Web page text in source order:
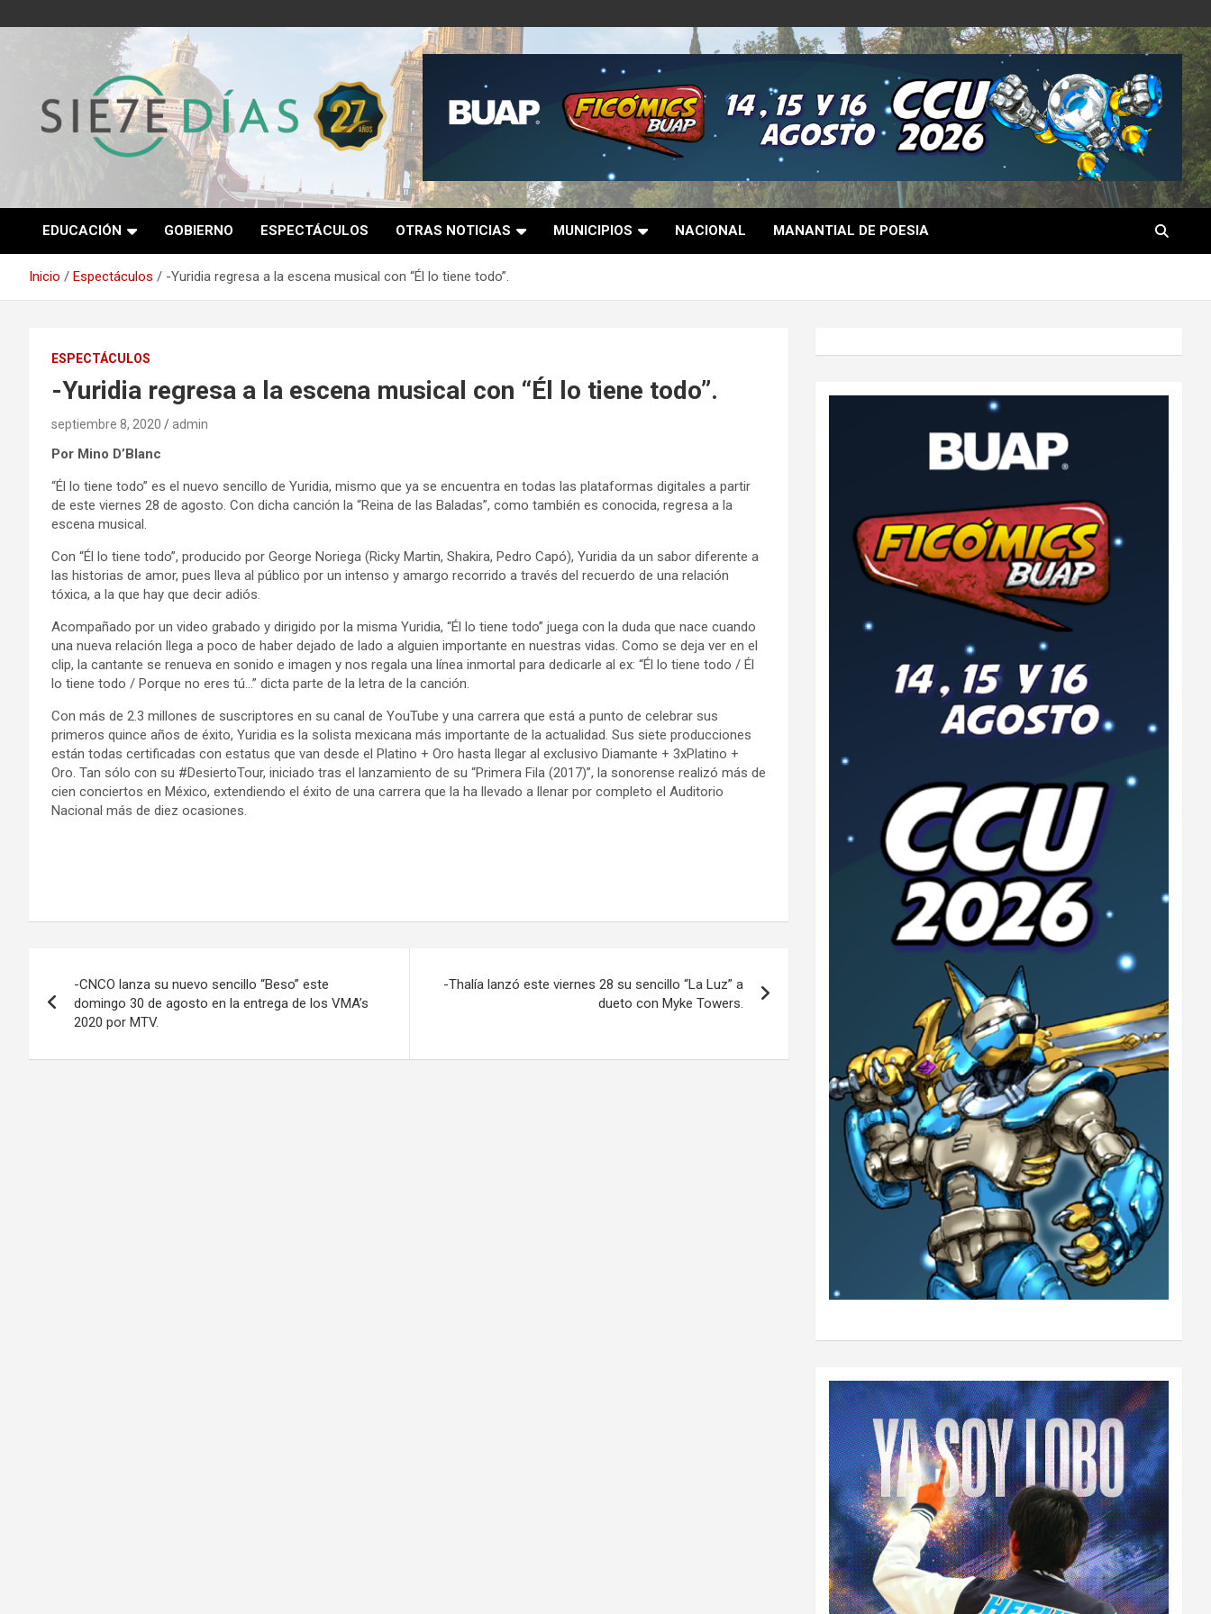
al
Semanario 7 Días
EDUCACIÓN GOBIERNO ESPECTÁCULOS OTRAS NOTICIAS MUNICIPIOS NACIONAL MANANTIAL DE POESIA
Inicio Espectáculos -Yuridia regresa a la escena musical con “Él lo tiene todo”.
ESPECTÁCULOS
-Yuridia regresa a la escena musical con “Él lo tiene todo”.
septiembre 8, 2020 admin
Por Mino D’Blanc
“Él lo tiene todo” es el nuevo sencillo de Yuridia, mismo que ya se encuentra en todas las plataformas digitales a partir
de este viernes 28 de agosto. Con dicha canción la “Reina de las Baladas”, como también es conocida, regresa a la
escena musical.
Con “Él lo tiene todo”, producido por George Noriega (Ricky Martin, Shakira, Pedro Capó), Yuridia da un sabor diferente a
las historias de amor, pues lleva al público por un intenso y amargo recorrido a través del recuerdo de una relación
tóxica, a la que hay que decir adiós.
Acompañado por un video grabado y dirigido por la misma Yuridia, “Él lo tiene todo” juega con la duda que nace cuando
una nueva relación llega a poco de haber dejado de lado a alguien importante en nuestras vidas. Como se deja ver en el
clip, la cantante se renueva en sonido e imagen y nos regala una línea inmortal para dedicarle al ex: “Él lo tiene todo / Él
lo tiene todo / Porque no eres tú…” dicta parte de la letra de la canción.
Con más de 2.3 millones de suscriptores en su canal de YouTube y una carrera que está a punto de celebrar sus
primeros quince años de éxito, Yuridia es la solista mexicana más importante de la actualidad. Sus siete producciones
están todas certificadas con estatus que van desde el Platino + Oro hasta llegar al exclusivo Diamante + 3xPlatino +
Oro. Tan sólo con su #DesiertoTour, iniciado tras el lanzamiento de su “Primera Fila (2017)”, la sonorense realizó más de
cien conciertos en México, extendiendo el éxito de una carrera que la ha llevado a llenar por completo el Auditorio
Nacional más de diez ocasiones.
de
entradas
-CNCO lanza su nuevo sencillo “Beso” este
domingo 30 de agosto en la entrega de los VMA’s
2020 por MTV.
-Thalía lanzó este viernes 28 su sencillo “La Luz” a
dueto con Myke Towers.